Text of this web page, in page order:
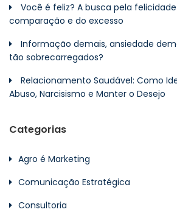
Você é feliz? A busca pela
comparação e do excesso
Informação demais, ansiedade
tão sobrecarregados?
Relacionamento Saudável: Como
Abuso, Narcisismo e Manter o Desejo
Categorias
Agro é Marketing
Comunicação Estratégica
Consultoria